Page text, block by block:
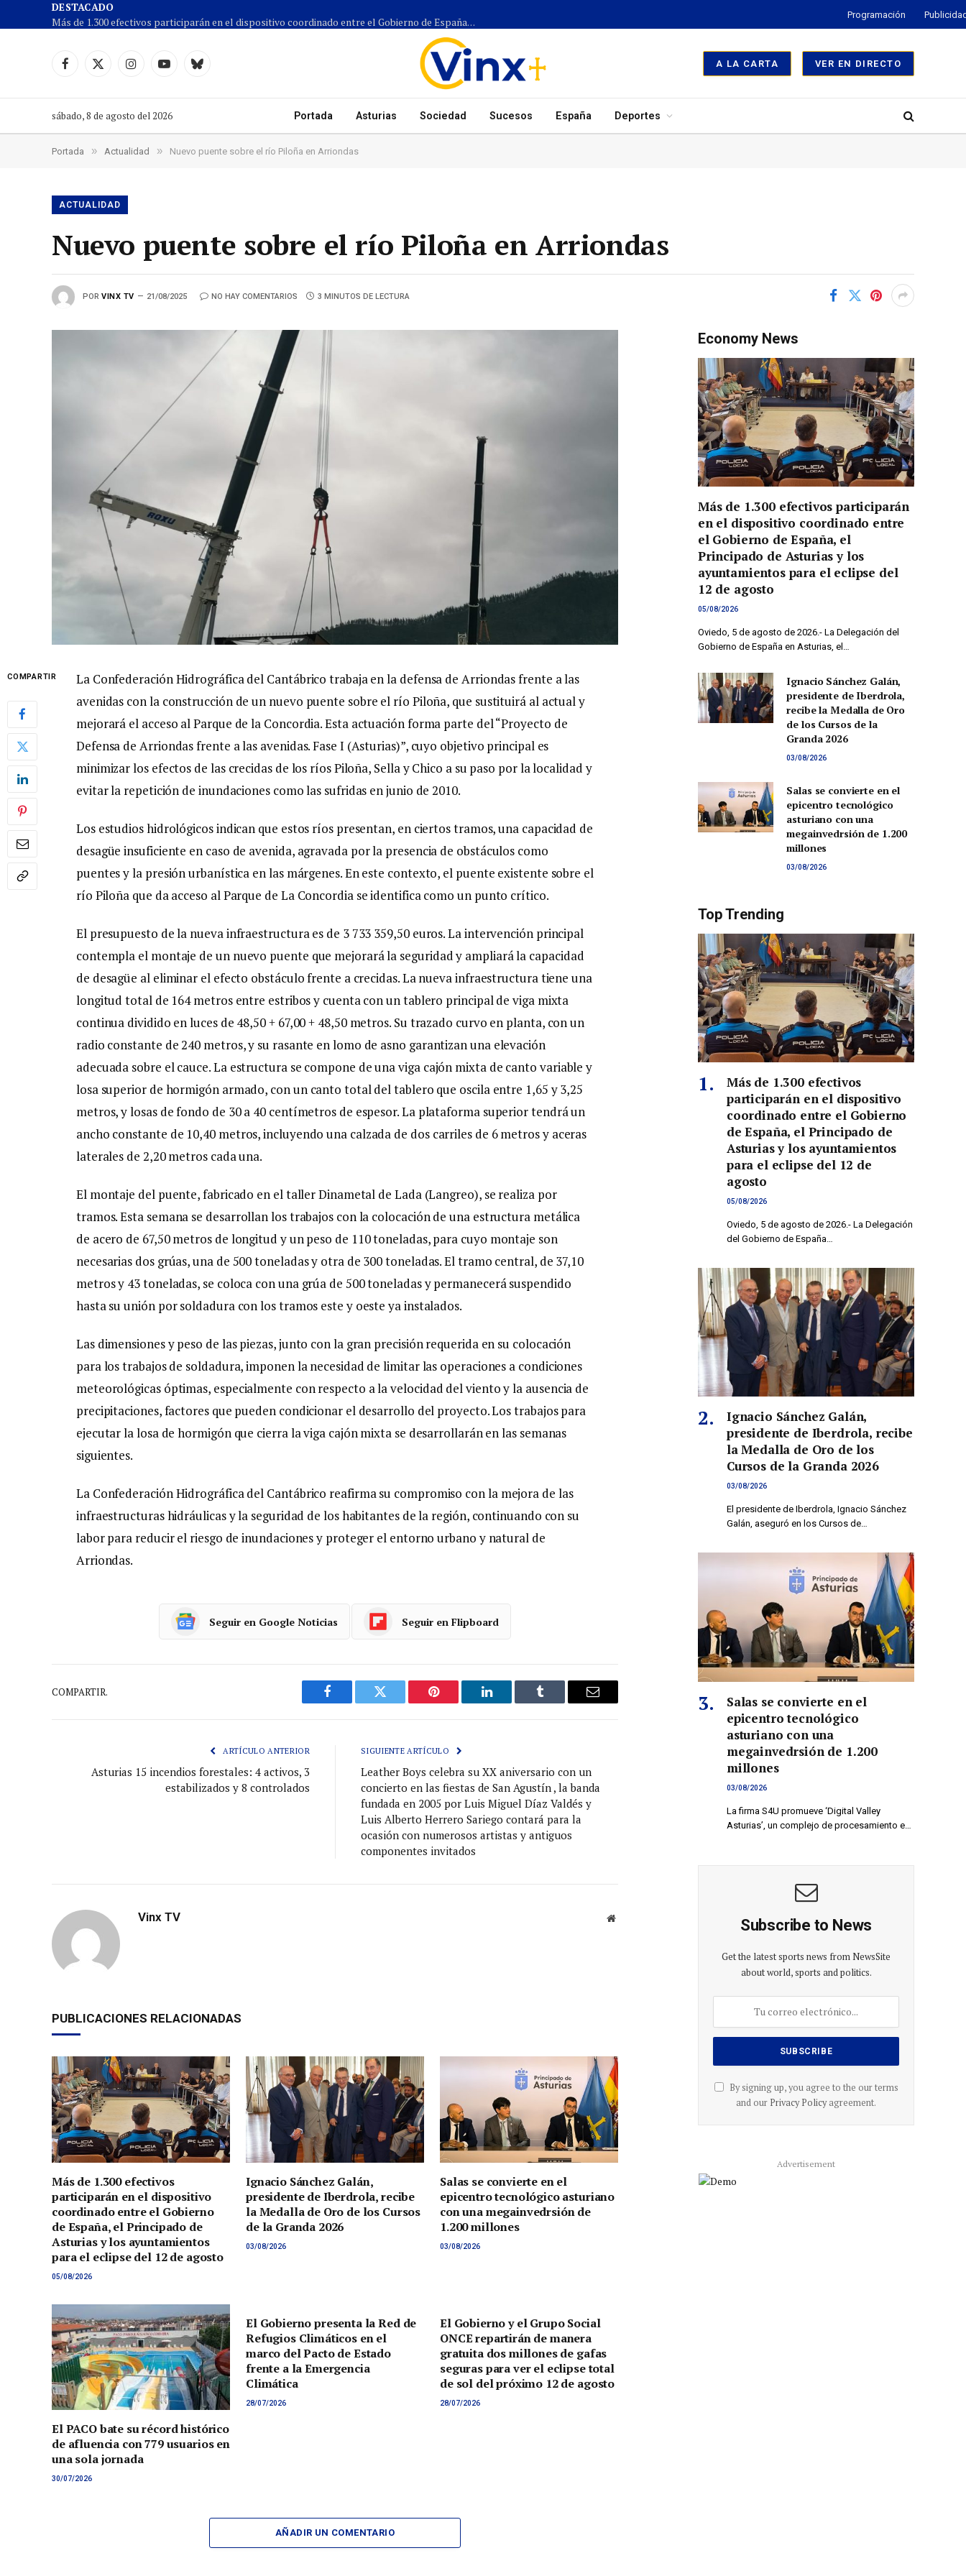
DESTACADO
Más de 1.300 efectivos participarán en el dispositivo coordinado entre el Gobierno de España, el Principado de Asturias y los ayuntamientos para el eclipse del 12 de agosto
Programación
Facebook
X
InstagramYouTubeCielo
A LA CARTA VER EN DIRECTO
sábado, 8 de agosto del 2026 Portada Asturias Sociedad Sucesos España Deportes
Portada » Actualidad » Nuevo puente sobre el río Piloña en Arriondas
ACTUALIDAD
Nuevo puente sobre el río Piloña en Arriondas
POR VINX TV 21/08/2025 NO HAY COMENTARIOS 3 MINUTOS DE LECTURA
COMPARTIR
La Confederación Hidrográfica del Cantábrico trabaja en la defensa de Arriondas frente a las
avenidas con la construcción de un nuevo puente sobre el río Piloña, que sustituirá al actual y
mejorará el acceso al Parque de la Concordia. Esta actuación forma parte del “Proyecto de
Defensa de Arriondas frente a las avenidas. Fase I (Asturias)”, cuyo objetivo principal es
minimizar los efectos de las crecidas de los ríos Piloña, Sella y Chico a su paso por la localidad y
evitar la repetición de inundaciones como las sufridas en junio de 2010.
Los estudios hidrológicos indican que estos ríos presentan, en ciertos tramos, una capacidad de
desagüe insuficiente en caso de avenida, agravada por la presencia de obstáculos como
puentes y la presión urbanística en las márgenes. En este contexto, el puente existente sobre el
río Piloña que da acceso al Parque de La Concordia se identifica como un punto crítico.
El presupuesto de la nueva infraestructura es de 3 733 359,50 euros. La intervención principal
contempla el montaje de un nuevo puente que mejorará la seguridad y ampliará la capacidad
de desagüe al eliminar el efecto obstáculo frente a crecidas. La nueva infraestructura tiene una
longitud total de 164 metros entre estribos y cuenta con un tablero principal de viga mixta
continua dividido en luces de 48,50 + 67,00 + 48,50 metros. Su trazado curvo en planta, con un
radio constante de 240 metros, y su rasante en lomo de asno garantizan una elevación
adecuada sobre el cauce. La estructura se compone de una viga cajón mixta de canto variable y
losa superior de hormigón armado, con un canto total del tablero que oscila entre 1,65 y 3,25
metros, y losas de fondo de 30 a 40 centímetros de espesor. La plataforma superior tendrá un
ancho constante de 10,40 metros, incluyendo una calzada de dos carriles de 6 metros y aceras
laterales de 2,20 metros cada una.
El montaje del puente, fabricado en el taller Dinametal de Lada (Langreo), se realiza por
tramos. Esta semana se desarrollan los trabajos con la colocación de una estructura metálica
de acero de 67,50 metros de longitud y un peso de 110 toneladas, para cuyo montaje son
necesarias dos grúas, una de 500 toneladas y otra de 300 toneladas. El tramo central, de 37,10
metros y 43 toneladas, se coloca con una grúa de 500 toneladas y permanecerá suspendido
hasta su unión por soldadura con los tramos este y oeste ya instalados.
Las dimensiones y peso de las piezas, junto con la gran precisión requerida en su colocación
para los trabajos de soldadura, imponen la necesidad de limitar las operaciones a condiciones
meteorológicas óptimas, especialmente con respecto a la velocidad del viento y la ausencia de
precipitaciones, factores que pueden condicionar el desarrollo del proyecto. Los trabajos para
ejecutar la losa de hormigón que cierra la viga cajón mixta se desarrollarán en las semanas
siguientes.
La Confederación Hidrográfica del Cantábrico reafirma su compromiso con la mejora de las
infraestructuras hidráulicas y la seguridad de los habitantes de la región, continuando con su
labor para reducir el riesgo de inundaciones y proteger el entorno urbano y natural de
Arriondas.
Seguir en Google Noticias Seguir en Flipboard
COMPARTIR.
Facebook Gorjeo Pinterest LinkedIn Tumblr
Correo
ARTÍCULO ANTERIOR
Asturias 15 incendios forestales: 4 activos, 3
estabilizados y 8 controlados
SIGUIENTE ARTÍCULO
Leather Boys celebra su XX aniversario con un
concierto en las fiestas de San Agustín , la banda
fundada en 2005 por Luis Miguel Díaz Valdés y
Luis Alberto Herrero Sariego contará para la
ocasión con numerosos artistas y antiguos
componentes invitados
Vinx TV
Sitio
PUBLICACIONES RELACIONADAS
Más de 1.300 efectivos
participarán en el dispositivo
coordinado entre el Gobierno
de España, el Principado de
Asturias y los ayuntamientos
para el eclipse del 12 de agosto
05/08/2026
Ignacio Sánchez Galán,
presidente de Iberdrola, recibe
la Medalla de Oro de los Cursos
de la Granda 2026
03/08/2026
Salas se convierte en el
epicentro tecnológico asturiano
con una megainvedrsión de
1.200 millones
03/08/2026
El PACO bate su récord histórico
de afluencia con 779 usuarios en
una sola jornada
30/07/2026
El Gobierno presenta la Red de
Refugios Climáticos en el
marco del Pacto de Estado
frente a la Emergencia
Climática
28/07/2026
El Gobierno y el Grupo Social
ONCE repartirán de manera
gratuita dos millones de gafas
seguras para ver el eclipse total
de sol del próximo 12 de agosto
28/07/2026
AÑADIR UN COMENTARIO
Economy News
Más de 1.300 efectivos participarán
en el dispositivo coordinado entre
el Gobierno de España, el
Principado de Asturias y los
ayuntamientos para el eclipse del
12 de agosto
05/08/2026
Oviedo, 5 de agosto de 2026.- La Delegación del
Gobierno de España en Asturias, el…
Ignacio Sánchez Galán,
presidente de Iberdrola,
recibe la Medalla de Oro
de los Cursos de la
Granda 2026
03/08/2026
Salas se convierte en el
epicentro tecnológico
asturiano con una
megainvedrsión de 1.200
millones
03/08/2026
Top Trending
Más de 1.300 efectivos
participarán en el dispositivo
coordinado entre el Gobierno
de España, el Principado de
Asturias y los ayuntamientos
para el eclipse del 12 de
agosto
05/08/2026
Oviedo, 5 de agosto de 2026.- La Delegación
del Gobierno de España…
Ignacio Sánchez Galán,
presidente de Iberdrola, recibe
la Medalla de Oro de los
Cursos de la Granda 2026
03/08/2026
El presidente de Iberdrola, Ignacio Sánchez
Galán, aseguró en los Cursos de…
Salas se convierte en el
epicentro tecnológico
asturiano con una
megainvedrsión de 1.200
millones
03/08/2026
La firma S4U promueve ‘Digital Valley
Asturias’, un complejo de procesamiento e…
Subscribe to News
Get the latest sports news from NewsSite
about world, sports and politics.
By signing up, you agree to the our terms
and our Privacy Policyagreement.
Advertisement